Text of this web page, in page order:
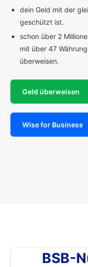
dein Geld mit der
geschützt ist.
schon über 2
mit über 47
überweisen.
Geld überweisen
Wise for Business
BSB-